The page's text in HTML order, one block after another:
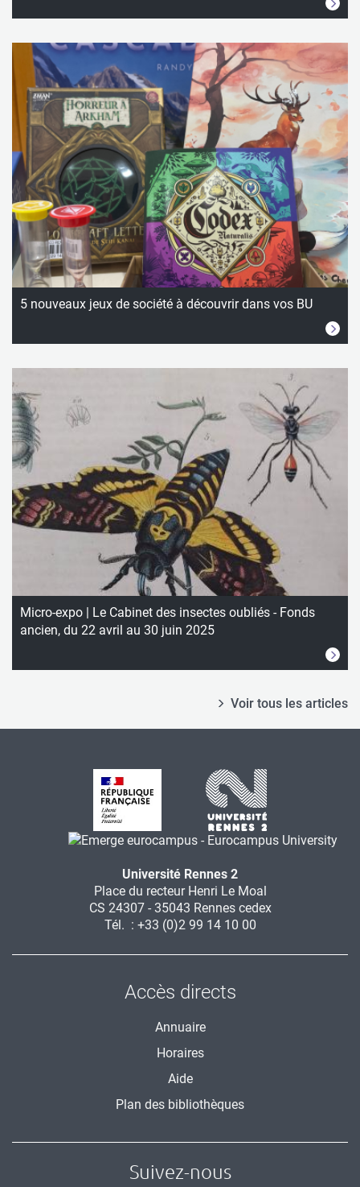
5 nouveaux jeux de société à découvrir dans vos BU
Micro-expo | Le Cabinet des insectes oubliés - Fonds
ancien, du 22 avril au 30 juin 2025
Voir tous les articles
Université Rennes 2
Place du recteur Henri Le Moal
CS 24307 - 35043 Rennes cedex
Tél. : +33 (0)2 99 14 10 00
Accès directs
Annuaire
Horaires
Aide
Plan des bibliothèques
Suivez-nous